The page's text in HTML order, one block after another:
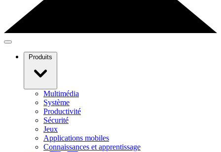
Produits
Multimédia
Système
Productivité
Sécurité
Jeux
Applications mobiles
Connaissances et apprentissage